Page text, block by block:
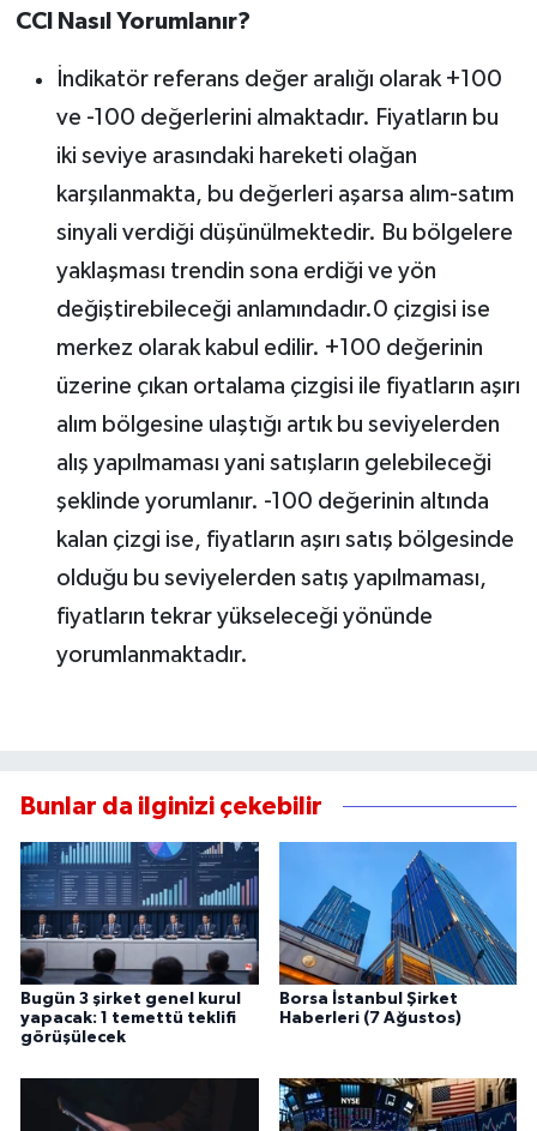
CCI Nasıl Yorumlanır?
İndikatör referans değer aralığı olarak +100
ve -100 değerlerini almaktadır. Fiyatların bu
iki seviye arasındaki hareketi olağan
karşılanmakta, bu değerleri aşarsa alım-satım
sinyali verdiği düşünülmektedir. Bu bölgelere
yaklaşması trendin sona erdiği ve yön
değiştirebileceği anlamındadır.0 çizgisi ise
merkez olarak kabul edilir. +100 değerinin
üzerine çıkan ortalama çizgisi ile fiyatların aşırı
alım bölgesine ulaştığı artık bu seviyelerden
alış yapılmaması yani satışların gelebileceği
şeklinde yorumlanır. -100 değerinin altında
kalan çizgi ise, fiyatların aşırı satış bölgesinde
olduğu bu seviyelerden satış yapılmaması,
fiyatların tekrar yükseleceği yönünde
yorumlanmaktadır.
Bunlar da ilginizi çekebilir
Bugün 3 şirket genel kurul
yapacak: 1 temettü teklifi
görüşülecek
Borsa İstanbul Şirket
Haberleri (7 Ağustos)